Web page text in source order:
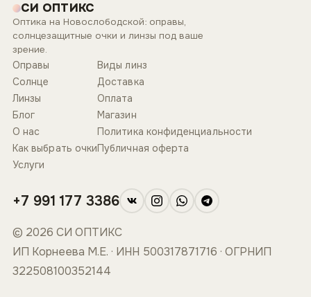
СИ ОПТИКС
Оптика на Новослободской: оправы,
солнцезащитные очки и линзы под ваше
зрение.
Оправы
Солнце
Линзы
Блог
О нас
Как выбрать очки
Услуги
Виды линз
Доставка
Оплата
Магазин
Политика конфиденциальности
Публичная оферта
+7 991 177 3386
© 2026 СИ ОПТИКС
ИП Корнеева М.Е. · ИНН 500317871716 · ОГРНИП
322508100352144